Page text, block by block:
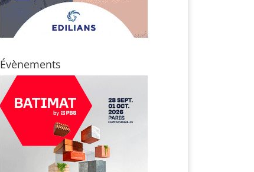
Évènements